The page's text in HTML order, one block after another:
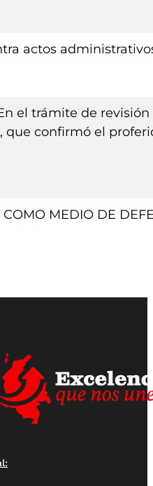
actos
el trámite de
que confirmó el
MEDIO DE